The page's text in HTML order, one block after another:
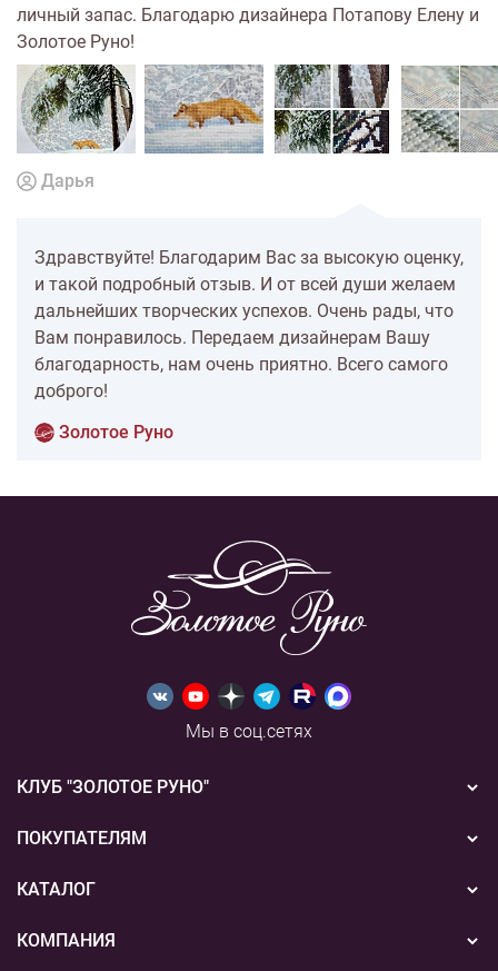
личный запас. Благодарю дизайнера Потапову Елену и
Золотое Руно!
Дарья
Здравствуйте! Благодарим Вас за высокую оценку,
и такой подробный отзыв. И от всей души желаем
дальнейших творческих успехов. Очень рады, что
Вам понравилось. Передаем дизайнерам Вашу
благодарность, нам очень приятно. Всего самого
доброго!
Золотое Руно
Мы в соц.сетях
КЛУБ "ЗОЛОТОЕ РУНО"
Новости
Акции
ПОКУПАТЕЛЯМ
Бонусная система
Подарочные сертификаты
КАТАЛОГ
Вышивка
КОМПАНИЯ